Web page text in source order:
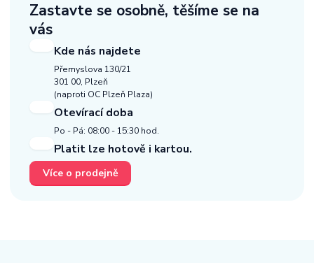
Zastavte se osobně, těšíme se na
vás
Kde nás najdete
Přemyslova 130/21
301 00, Plzeň
(naproti OC Plzeň Plaza)
Otevírací doba
Po - Pá: 08:00 - 15:30 hod.
Platit lze hotově i kartou.
Více o prodejně